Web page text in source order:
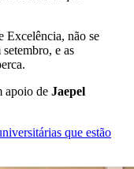
Excelência, não se
e as
apoio de Jaepel
que estão